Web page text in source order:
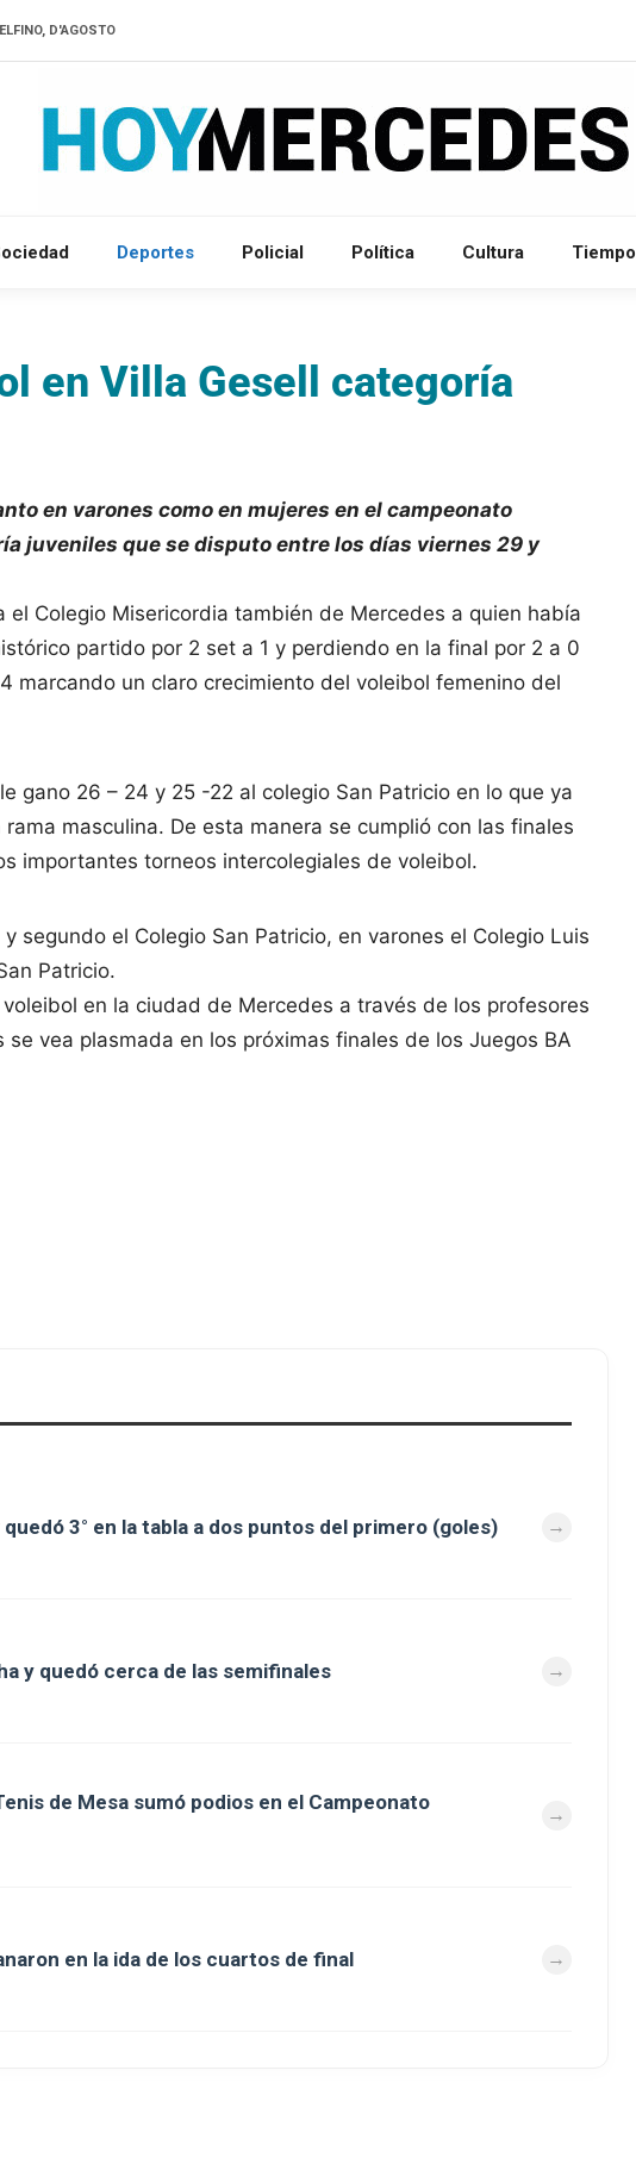
D'AGOSTO
Deportes Policial Política Cultura Tiempo
en Villa Gesell categoría
en varones como en mujeres en el campeonato
juveniles que se disputo entre los días viernes 29 y
Colegio Misericordia también de Mercedes a quien había
partido por 2 set a 1 y perdiendo en la final por 2 a 0
marcando un claro crecimiento del voleibol femenino del
gano 26 – 24 y 25 -22 al colegio San Patricio en lo que ya
masculina. De esta manera se cumplió con las finales
importantes torneos intercolegiales de voleibol.
segundo el Colegio San Patricio, en varones el Colegio Luis
Patricio.
en la ciudad de Mercedes a través de los profesores
vea plasmada en los próximas finales de los Juegos BA
3° en la tabla a dos puntos del primero (goles)
y quedó cerca de las semifinales
de Mesa sumó podios en el Campeonato
en la ida de los cuartos de final